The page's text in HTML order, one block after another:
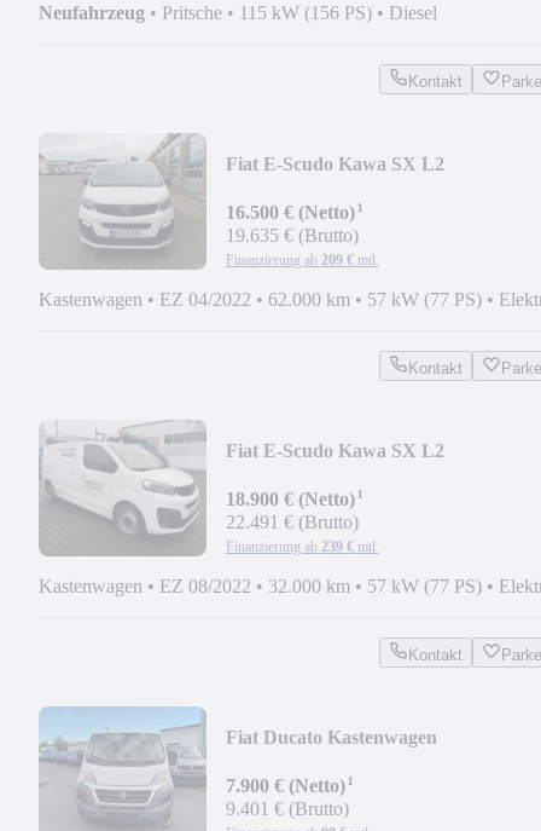
Neufahrzeug • Pritsche • 115 kW (156 PS) • Diesel
Kontakt
Fiat E-Scudo Kawa SX L2
16.500 € (Netto)¹
19.635 € (Brutto)
Finanzierung ab 209 € mtl.
Kastenwagen • EZ 04/2022 • 62.000 km • 57 kW (77 PS) •
Kontakt
Fiat E-Scudo Kawa SX L2
18.900 € (Netto)¹
22.491 € (Brutto)
Finanzierung ab 239 € mtl.
Kastenwagen • EZ 08/2022 • 32.000 km • 57 kW (77 PS) •
Kontakt
Fiat Ducato Kastenwagen
7.900 € (Netto)¹
9.401 € (Brutto)